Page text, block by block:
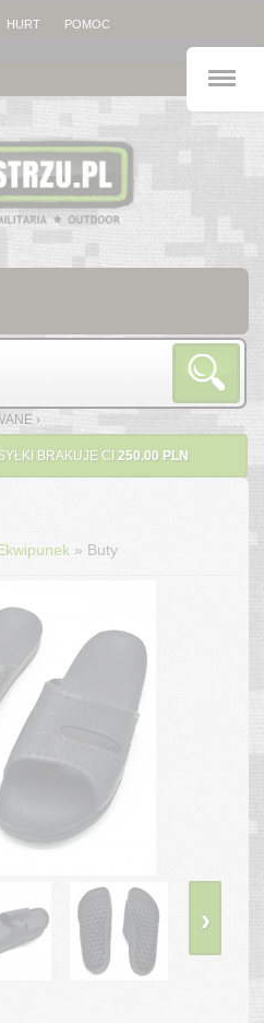
HURT POMOC
›
BRAKUJE CI 250.00 PLN
» Buty
›